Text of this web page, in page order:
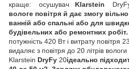
краще: осушувач
Klarstein
вологе повітря й дає змогу
ванній або спальні або для
будівельних або ремонтних робіт.
потужність 420 Вт і витрату повітря
видаляє з повітря до 20 літрів
Klarstein DryFy 20ідеально